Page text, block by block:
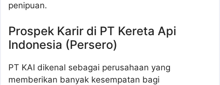
penipuan.
Prospek Karir di PT Kereta Api
Indonesia (Persero)
PT KAI dikenal sebagai perusahaan yang
memberikan banyak kesempatan bagi